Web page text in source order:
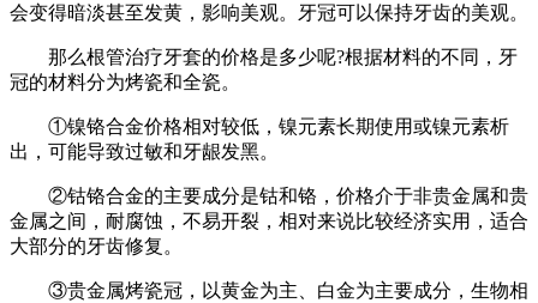
会变得暗淡甚至发黄，影响美观。牙冠可以保持牙齿的美观。
那么根管治疗牙套的价格是多少呢?根据材料的不同，牙
冠的材料分为烤瓷和全瓷。
①镍铬合金价格相对较低，镍元素长期使用或镍元素析
出，可能导致过敏和牙龈发黑。
②钴铬合金的主要成分是钴和铬，价格介于非贵金属和贵
金属之间，耐腐蚀，不易开裂，相对来说比较经济实用，适合
大部分的牙齿修复。
③贵金属烤瓷冠，以黄金为主、白金为主要成分，生物相